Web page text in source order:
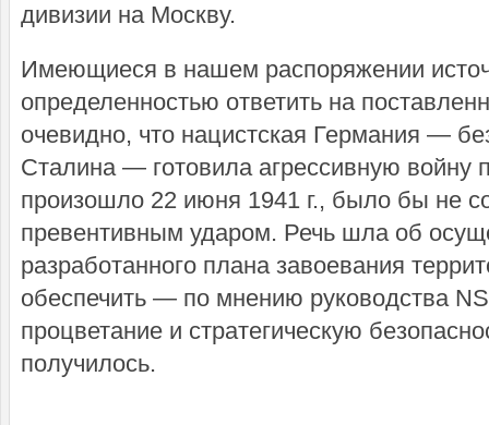
дивизии на Москву.
Имеющиеся в нашем распоряжении
определенностью ответить на
очевидно, что нацистская Германия —
Сталина — готовила агрессивную войну
произошло 22 июня 1941 г., было бы не
превентивным ударом. Речь шла об
разработанного плана завоевания
обеспечить — по мнению руководства
процветание и стратегическую
получилось.